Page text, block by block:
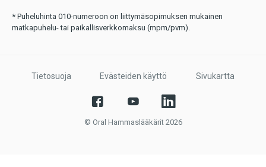
* Puheluhinta 010-numeroon on liittymäsopimuksen mukainen
matkapuhelu- tai paikallisverkkomaksu (mpm/pvm).
Tietosuoja Evästeiden käyttö Sivukartta
© Oral Hammaslääkärit 2026